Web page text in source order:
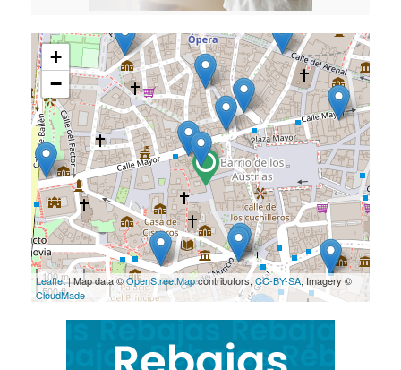
+
−
100 m
500 ft
Leaflet| Map data ©OpenStreetMapcontributors, CC-BY-SA, Imagery ©
CloudMade